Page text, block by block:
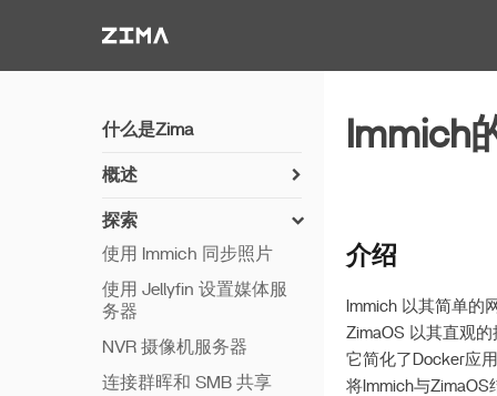
Immich
介绍
Immich 以其简单的
ZimaOS 以其直观
它简化了Docker应
将Immich与
什么是Zima
概述
如何安装 ZimaOS
开始使用
功能
远程访问
Thunderbolt PC 直连
探索
使用 Immich 同步照片
使用 Jellyfin 设置媒体服
务器
NVR 摄像机服务器
连接群晖和 SMB 共享